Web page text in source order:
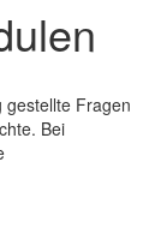
gestellte Fragen
Bei